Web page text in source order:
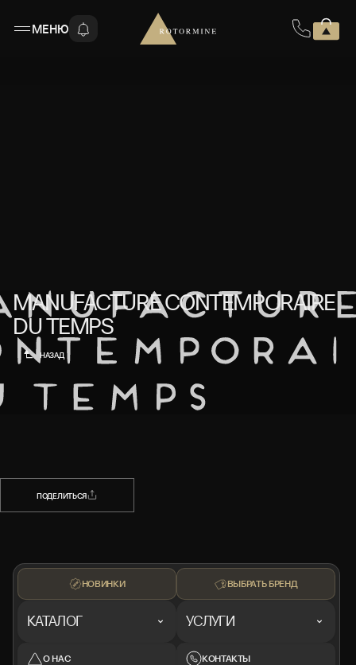
МЕНЮ
НАЗАД
MANUFACTURE CONTEMPORAIRE
DU TEMPS
ПОДЕЛИТЬСЯ
НОВИНКИ
КАТАЛОГ
О НАС
ВЫБРАТЬ БРЕНД
УСЛУГИ
КОНТАКТЫ